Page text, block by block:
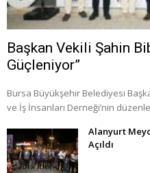
Başkan Vekili Şahin
Güçleniyor”
Bursa Büyükşehir Belediyesi
ve İş İnsanları Derneği’nin
Alanyurt
Açıldı